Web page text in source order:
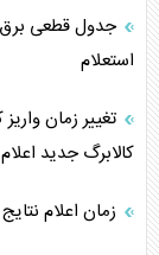
استعلام
کالابرگ جدید
زمان اعلام نتایج